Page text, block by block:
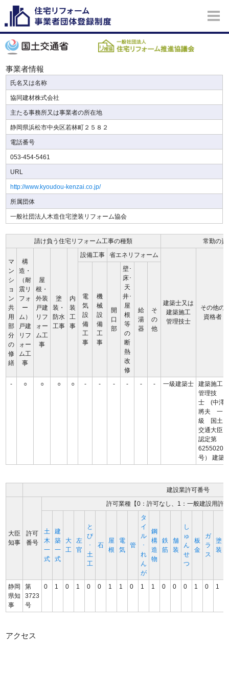
事業者情報
氏名又は名称
協同建材株式会社
主たる事務所又は事業者の所在地
静岡県浜松市中央区若林町２５８２
電話番号
053-454-5461
URL
http://www.kyoudou-kenzai.co.jp/
所属団体
一般社団法人木造住宅塗装リフォーム協会
請け負う住宅リフォーム工事の種類 常勤の資
マ
ン
シ
ョ
ン
共
用
部
分
の
修
繕
構
造・
（耐
震リ
フォ
ー
ム）
戸建
リフ
ォー
ム工
事
屋
根・
外装
戸建
リフ
ォー
ム工
事
塗
装・
防水
工事
内
装
工
事
設備工事 省エネリフォーム
建築士又は
建築施工
管理技士
その他の
資格者
電
気
設
備
工
事
機
械
設
備
工
事
開
口
部
壁･
床･
天
井･
屋
根
等
の
断
熱
改
修
給
湯
器
そ
の
他
- ○ ○ ○ ○ - - - - - - 一級建築士
建築施工
管理技
士 (中澤
將夫 一
級 国土
交通大臣
認定第
62550203
号） 建築)
建設業許可番号
大臣
知事
許可
番号
許可業種【0：許可なし、1：一般建設用許
土
木
一
式
建
築
一
式
大
工
左
官
と
び
･
土
工
石
屋
根
電
気
管
タ
イ
ル
･
れ
ん
が
鋼
構
造
物
鉄
筋
舗
装
し
ゅ
ん
せ
つ
板
金
ガ
ラ
ス
塗
装
静岡
県知
事
第
3723
号
0 1 0 1 0 0 1 1 0 1 1 0 0 0 1 0 1
アクセス